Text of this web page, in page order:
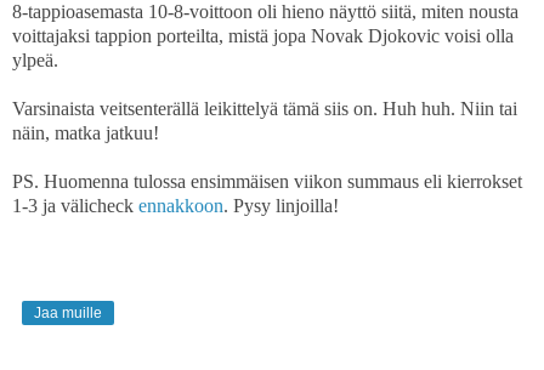
8-tappioasemasta 10-8-voittoon oli hieno näyttö siitä, miten nousta
voittajaksi tappion porteilta, mistä jopa Novak Djokovic voisi olla
ylpeä.
Varsinaista veitsenterällä leikittelyä tämä siis on. Huh huh. Niin tai
näin, matka jatkuu!
PS. Huomenna tulossa ensimmäisen viikon summaus eli kierrokset
1-3 ja välicheck ennakkoon. Pysy linjoilla!
Jaa muille